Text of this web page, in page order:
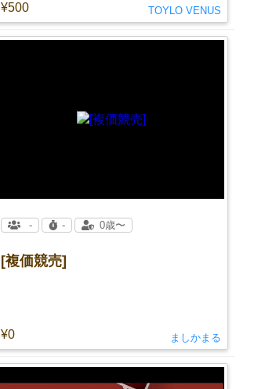
¥500 TOYLO VENUS
[複価競売]
¥0
- - 0歳〜
ましかまる